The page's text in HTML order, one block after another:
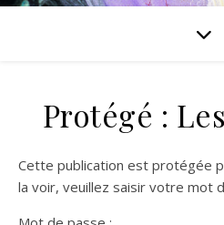
Protégé :
Cette publication est protégée
la voir, veuillez saisir votre mot